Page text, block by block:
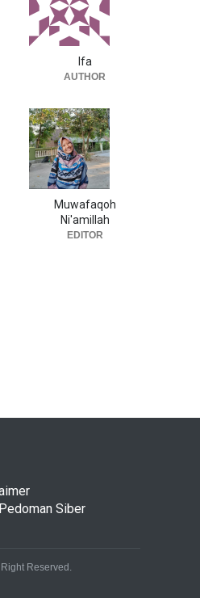
Ifa
AUTHOR
Muwafaqoh
Ni'amillah
EDITOR
Pedoman Siber
Reserved.